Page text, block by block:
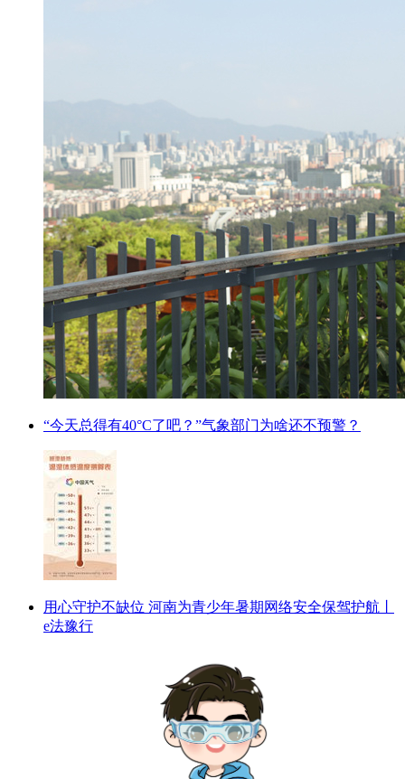
“今天总得有40°C了吧？”气象部门为啥还不预警？
用心守护不缺位 河南为青少年暑期网络安全保驾护航丨
e法豫行